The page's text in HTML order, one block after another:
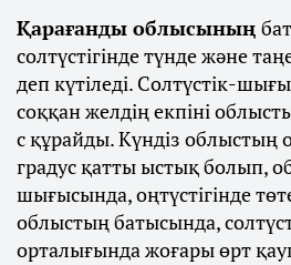
Қарағанды облысының
солтүстігінде түнде және
деп күтіледі. Солтүстік-
соққан желдің екпіні
с құрайды. Күндіз облыстың
градус қатты ыстық болып,
шығысында, оңтүстігінде
облыстың батысында,
орталығында жоғары өрт